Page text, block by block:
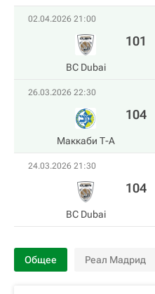
02.04.2026 21:00
BC Dubai
101
26.03.2026 22:30
Маккаби Т-А
104
24.03.2026 21:30
BC Dubai
104
Общее Реал Мадрид